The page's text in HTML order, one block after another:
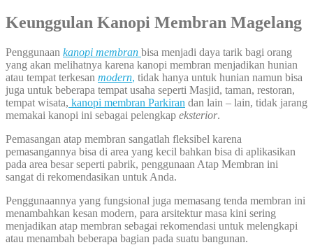
Keunggulan Kanopi Membran Magelang
Penggunaan kanopi membran bisa menjadi daya tarik bagi orang
yang akan melihatnya karena kanopi membran menjadikan hunian
atau tempat terkesan modern, tidak hanya untuk hunian namun bisa
juga untuk beberapa tempat usaha seperti Masjid, taman, restoran,
tempat wisata, kanopi membran Parkiran dan lain – lain, tidak jarang
memakai kanopi ini sebagai pelengkap eksterior.
Pemasangan atap membran sangatlah fleksibel karena
pemasangannya bisa di area yang kecil bahkan bisa di aplikasikan
pada area besar seperti pabrik, penggunaan Atap Membran ini
sangat di rekomendasikan untuk Anda.
Penggunaannya yang fungsional juga memasang tenda membran ini
menambahkan kesan modern, para arsitektur masa kini sering
menjadikan atap membran sebagai rekomendasi untuk melengkapi
atau menambah beberapa bagian pada suatu bangunan.